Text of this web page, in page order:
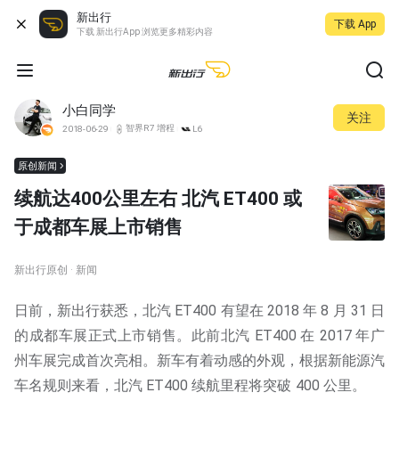
新出行
下载 新出行App 浏览更多精彩内容
下载 App
小白同学
2018-06-29 智界R7 增程 L6
关注
原创新闻
续航达400公里左右 北汽 ET400 或
于成都车展上市销售
新出行原创 · 新闻
日前，新出行获悉，北汽 ET400 有望在 2018 年 8 月 31 日
的成都车展正式上市销售。此前北汽 ET400 在 2017 年广
州车展完成首次亮相。新车有着动感的外观，根据新能源汽
车名规则来看，北汽 ET400 续航里程将突破 400 公里。